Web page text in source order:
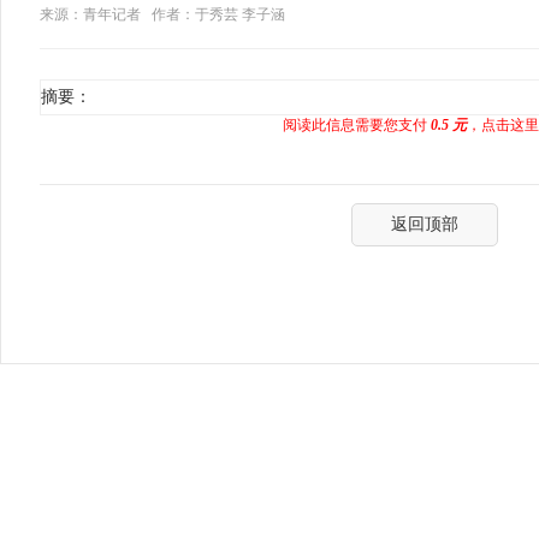
来源：青年记者
作者：于秀芸 李子涵
摘要：
阅读此信息需要您支付 0.5 元，点击这
返回顶部